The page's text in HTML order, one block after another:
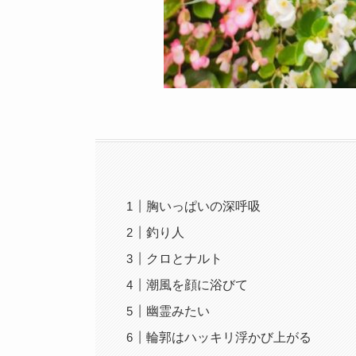
胸いっぱいの深呼吸
釣り人
クロとナルト
潮風を顔に浴びて
幽霊みたい
輪郭はハッキリ浮かび上がる